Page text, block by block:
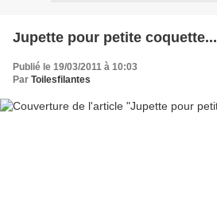
Jupette pour petite coquette...
Publié le 19/03/2011 à 10:03
Par Toilesfilantes